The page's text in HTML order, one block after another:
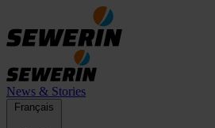
News & Stories
Français